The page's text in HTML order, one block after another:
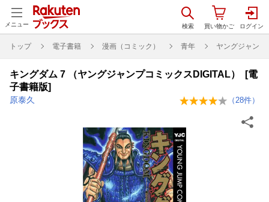
メニュー
トップ 電子書籍 漫画（コミック） 青年 ヤングジャンプ
キングダム 7 （ヤングジャンプコミックスDIGITAL） [電
子書籍版]
原泰久 （28件）